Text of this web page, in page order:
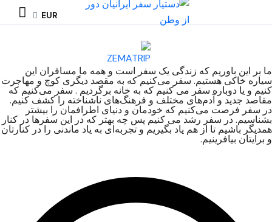
EUR
ما بر این باوریم که زندگی یک سفر است و همه ما مسافران این
سیاره خاکی هستیم. سفر می‌کنیم که به مقصد دیگری کوچ و مهاجرت
کنیم و یا دوباره سفر می کنیم که به خانه برگردیم . سفر می‌کنیم که
مقاصد جدید و آدم‌های مختلف و فرهنگ‌های ناشناخته را کشف کنیم.
در سفر فرصت می‌کنیم که خودمان و دنیای اطرافمان را بیشتر
بشناسیم. در سفر رشد می کنیم پس چه بهتر که در این سفرها در کنار
همدیگر باشیم تا از هم یاد بگیریم و تجربه‌ای به یاد ماندنی را در کنارتان
و برایتان بیافرینیم.